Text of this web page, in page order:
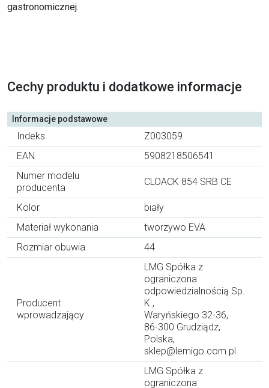
gastronomicznej.
Cechy produktu i dodatkowe informacje
Informacje podstawowe
Indeks
Z003059
EAN
5908218506541
Numer modelu
producenta
CLOACK 854 SRB CE
Kolor
biały
Materiał wykonania
tworzywo EVA
Rozmiar obuwia
44
Producent
wprowadzający
LMG Spółka z
ograniczona
odpowiedzialnością Sp.
K.,
Waryńskiego 32-36,
86-300 Grudziądz,
Polska,
sklep@lemigo.com.pl
LMG Spółka z
ograniczona